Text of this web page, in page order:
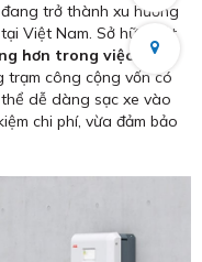
đang trở thành xu hướng
Việt Nam. Sở hữu một
hơn trong việc sạc
trạm công cộng vốn có
dễ dàng sạc xe vào
chi phí, vừa đảm bảo